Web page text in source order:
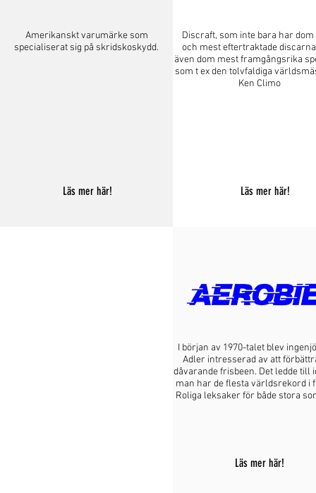
Amerikanskt varumärke som
specialiserat sig på skridskoskydd.
Läs mer här!
Discraft, som inte bara har dom
och mest eftertraktade
även dom mest framgångsrika
som t ex den tolvfaldiga
Ken Climo
Läs mer här!
I början av 1970-talet blev
Adler intresserad av att
dåvarande frisbeen. Det ledde till
man har de flesta världsrekord i
Roliga leksaker för både stora
Läs mer här!